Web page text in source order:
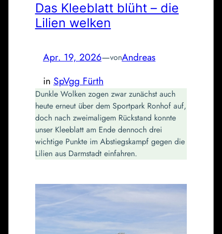
Das Kleeblatt blüht – die
Lilien welken
Apr. 19, 2026—vonAndreas
in SpVgg Fürth
Dunkle Wolken zogen zwar zunächst auch
heute erneut über dem Sportpark Ronhof auf,
doch nach zweimaligem Rückstand konnte
unser Kleeblatt am Ende dennoch drei
wichtige Punkte im Abstiegskampf gegen die
Lilien aus Darmstadt einfahren.